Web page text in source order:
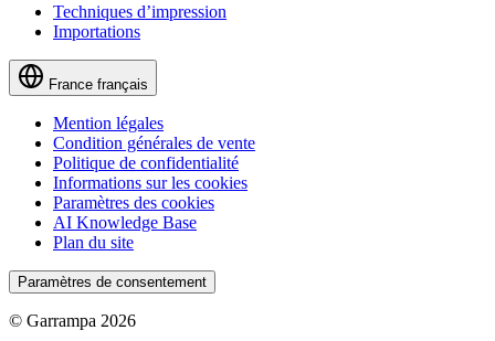
Techniques d’impression
Importations
France français
Mention légales
Condition générales de vente
Politique de confidentialité
Informations sur les cookies
Paramètres des cookies
AI Knowledge Base
Plan du site
Paramètres de consentement
© Garrampa 2026